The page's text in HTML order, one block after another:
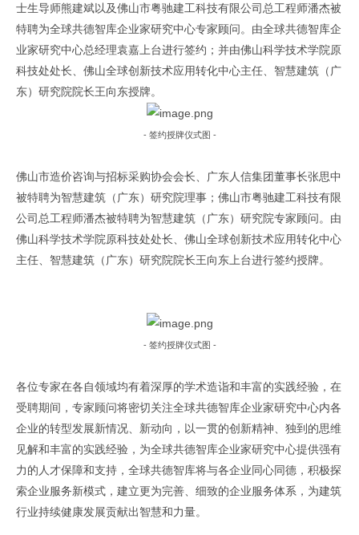
士生导师熊建斌以及佛山市粤驰建工科技有限公司总工程师潘杰被
特聘为全球共德智库企业家研究中心专家顾问。由全球共德智库企
业家研究中心总经理袁嘉上台进行签约；并由佛山科学技术学院原
科技处处长、佛山全球创新技术应用转化中心主任、智慧建筑（广
东）研究院院长王向东授牌。
- 签约授牌仪式图 -
佛山市造价咨询与招标采购协会会长、广东人信集团董事长张思中
被特聘为智慧建筑（广东）研究院理事；佛山市粤驰建工科技有限
公司总工程师潘杰被特聘为智慧建筑（广东）研究院专家顾问。由
佛山科学技术学院原科技处处长、佛山全球创新技术应用转化中心
主任、智慧建筑（广东）研究院院长王向东上台进行签约授牌。
- 签约授牌仪式图 -
各位专家在各自领域均有着深厚的学术造诣和丰富的实践经验，在
受聘期间，专家顾问将密切关注全球共德智库企业家研究中心内各
企业的转型发展新情况、新动向，以一贯的创新精神、独到的思维
见解和丰富的实践经验，为全球共德智库企业家研究中心提供强有
力的人才保障和支持，全球共德智库将与各企业同心同德，积极探
索企业服务新模式，建立更为完善、细致的企业服务体系，为建筑
行业持续健康发展贡献出智慧和力量。